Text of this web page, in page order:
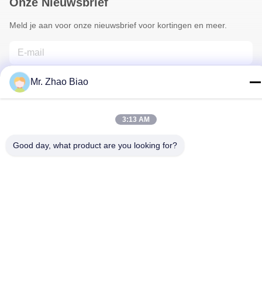
Meld je aan voor onze nieuwsbrief voor kortingen en meer.
Neem Contact Met Ons Op
Mr. Zhao Biao
3:13 AM
Good day, what product are you looking for?